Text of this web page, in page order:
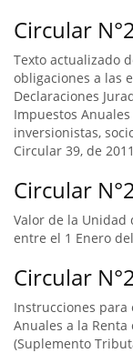
Circular
Texto actualizado
obligaciones a las
Declaraciones
Impuestos
inversionistas,
Circular 39, de
Circular
Valor de la Unidad
entre el 1 Enero
Circular
Instrucciones para
Anuales a la
(Suplemento